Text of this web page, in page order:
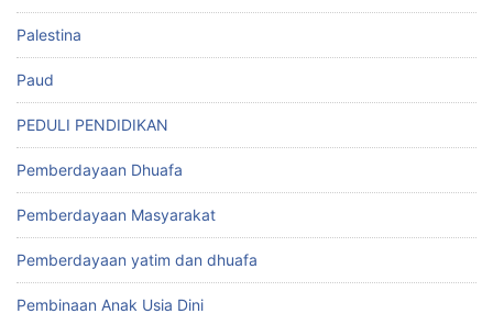
Palestina
Paud
PEDULI PENDIDIKAN
Pemberdayaan Dhuafa
Pemberdayaan Masyarakat
Pemberdayaan yatim dan dhuafa
Pembinaan Anak Usia Dini